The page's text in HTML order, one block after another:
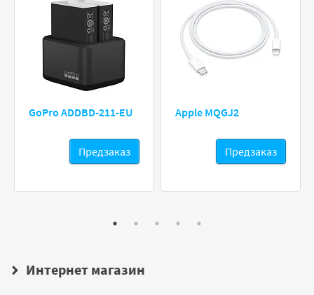
GoPro ADDBD-211-EU
Предзаказ
Apple MQGJ2
Предзаказ
Интернет магазин